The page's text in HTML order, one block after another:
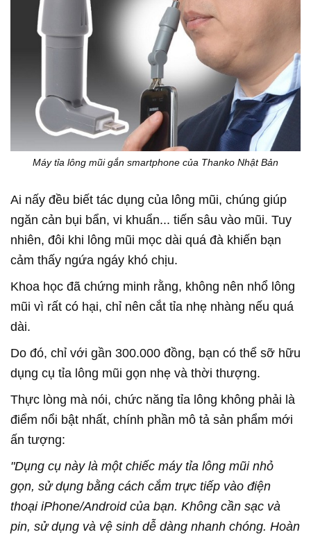
Máy tỉa lông mũi gắn smartphone của Thanko Nhật Bản
Ai nấy đều biết tác dụng của lông mũi, chúng giúp
ngăn cản bụi bẩn, vi khuẩn... tiến sâu vào mũi. Tuy
nhiên, đôi khi lông mũi mọc dài quá đà khiến bạn
cảm thấy ngứa ngáy khó chịu.
Khoa học đã chứng minh rằng, không nên nhổ lông
mũi vì rất có hại, chỉ nên cắt tỉa nhẹ nhàng nếu quá
dài.
Do đó, chỉ với gần 300.000 đồng, bạn có thể sỡ hữu
dụng cụ tỉa lông mũi gọn nhẹ và thời thượng.
Thực lòng mà nói, chức năng tỉa lông không phải là
điểm nổi bật nhất, chính phần mô tả sản phẩm mới
ấn tượng:
"Dụng cụ này là một chiếc máy tỉa lông mũi nhỏ
gọn, sử dụng bằng cách cắm trực tiếp vào điện
thoại iPhone/Android của bạn. Không cần sạc và
pin, sử dụng và vệ sinh dễ dàng nhanh chóng. Hoàn